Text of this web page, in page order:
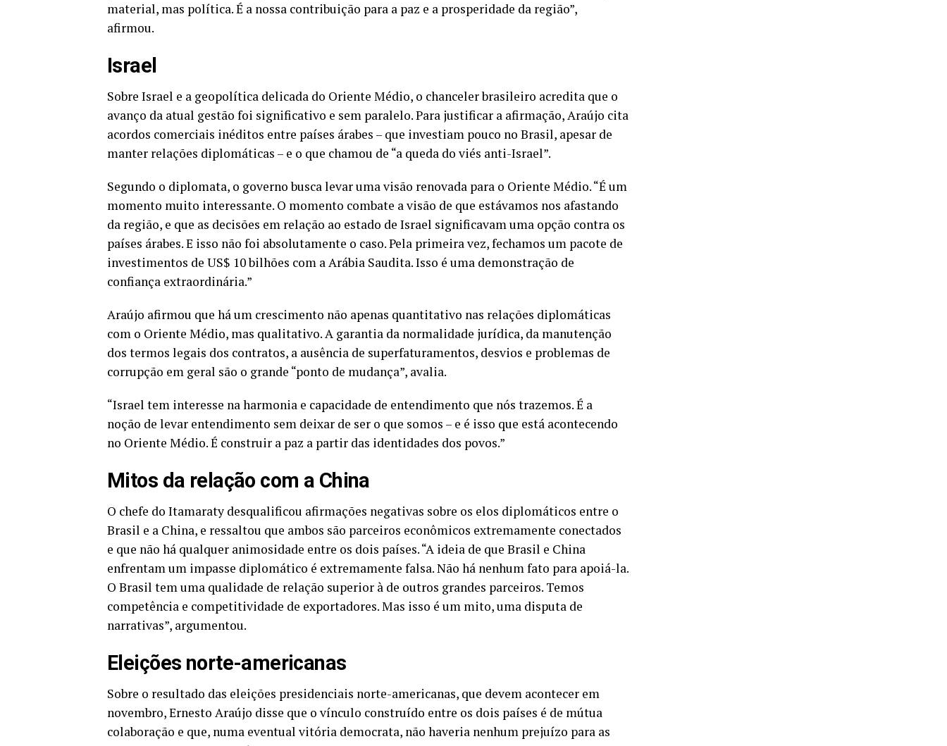
material, mas política. É a nossa contribuição para a paz e a prosperidade da região”,
afirmou.
Israel
Sobre Israel e a geopolítica delicada do Oriente Médio, o chanceler brasileiro acredita que o
avanço da atual gestão foi significativo e sem paralelo. Para justificar a afirmação, Araújo cita
acordos comerciais inéditos entre países árabes – que investiam pouco no Brasil, apesar de
manter relações diplomáticas – e o que chamou de “a queda do viés anti-Israel”.
Segundo o diplomata, o governo busca levar uma visão renovada para o Oriente Médio. “É um
momento muito interessante. O momento combate a visão de que estávamos nos afastando
da região, e que as decisões em relação ao estado de Israel significavam uma opção contra os
países árabes. E isso não foi absolutamente o caso. Pela primeira vez, fechamos um pacote de
investimentos de US$ 10 bilhões com a Arábia Saudita. Isso é uma demonstração de
confiança extraordinária.”
Araújo afirmou que há um crescimento não apenas quantitativo nas relações diplomáticas
com o Oriente Médio, mas qualitativo. A garantia da normalidade jurídica, da manutenção
dos termos legais dos contratos, a ausência de superfaturamentos, desvios e problemas de
corrupção em geral são o grande “ponto de mudança”, avalia.
“Israel tem interesse na harmonia e capacidade de entendimento que nós trazemos. É a
noção de levar entendimento sem deixar de ser o que somos – e é isso que está acontecendo
no Oriente Médio. É construir a paz a partir das identidades dos povos.”
Mitos da relação com a China
O chefe do Itamaraty desqualificou afirmações negativas sobre os elos diplomáticos entre o
Brasil e a China, e ressaltou que ambos são parceiros econômicos extremamente conectados
e que não há qualquer animosidade entre os dois países. “A ideia de que Brasil e China
enfrentam um impasse diplomático é extremamente falsa. Não há nenhum fato para apoiá-la.
O Brasil tem uma qualidade de relação superior à de outros grandes parceiros. Temos
competência e competitividade de exportadores. Mas isso é um mito, uma disputa de
narrativas”, argumentou.
Eleições norte-americanas
Sobre o resultado das eleições presidenciais norte-americanas, que devem acontecer em
novembro, Ernesto Araújo disse que o vínculo construído entre os dois países é de mútua
colaboração e que, numa eventual vitória democrata, não haveria nenhum prejuízo para as